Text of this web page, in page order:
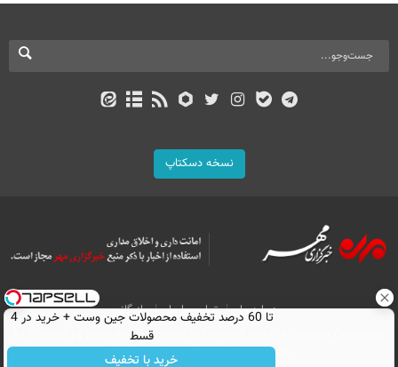
نسخه دسکتاپ
درباره ما تماس با ما
بازرگانی
All Content by Mehr News Agency is licensed under a Creative Commons
Attribution 4.0 International License.
تا 60 درصد تخفیف محصولات جین وست + خرید در 4
قسط
خرید با تخفیف